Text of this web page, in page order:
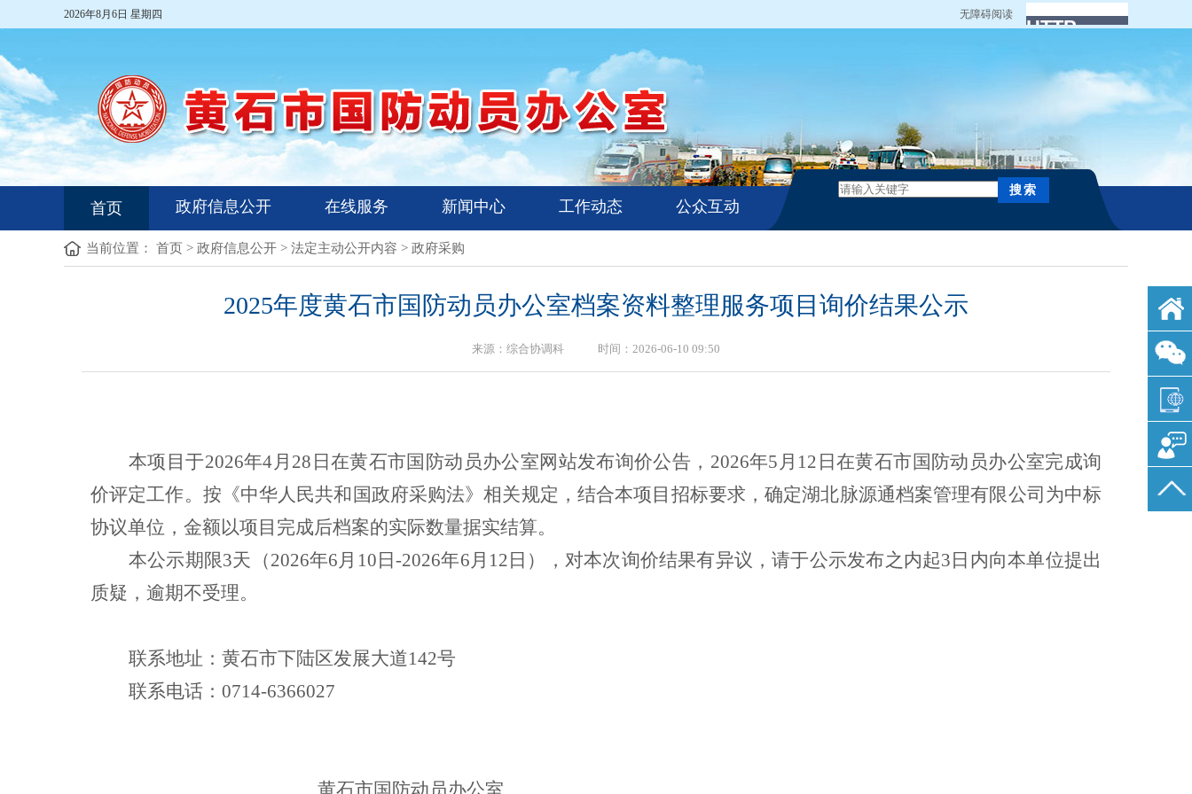
无障碍阅读
2026年8月6日 星期四
首页 政府信息公开 在线服务 新闻中心 工作动态 公众互动
当前位置： 首页 > 政府信息公开 > 法定主动公开内容 > 政府采购
2025年度黄石市国防动员办公室档案资料整理服务项目询价结果公示
来源：综合协调科 时间：2026-06-10 09:50
本项目于2026年4月 28 日在黄石市国防动员办公室网站发布询价公告，2026年5 月 12 日在黄石市 国防动员办公室完成询
价评定工作。 按《中华人民共和国政府采购法》相关规定，结合本项目招标要求，确定湖北脉源通档案管理有限公司 为中标
协议单位，金额以项目完成后档案的实际数量据实结算。
本公示期限3天（2026年6月10日-2026年6月12日），对本次询价结果有异议，请于公示发布之内起3日内向本单位提出
质疑，逾期不受理。
联系地址：黄石市下陆区发展大道142号
联系电话：0714-6366027
黄石市国防动员办公室